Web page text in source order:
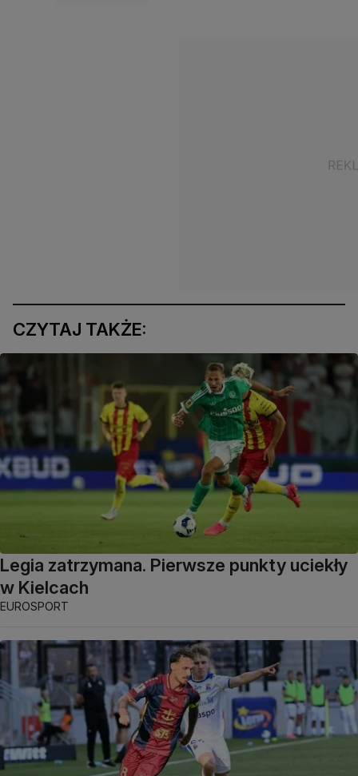
CZYTAJ TAKŻE:
Legia zatrzymana. Pierwsze punkty uciekły
w Kielcach
EUROSPORT